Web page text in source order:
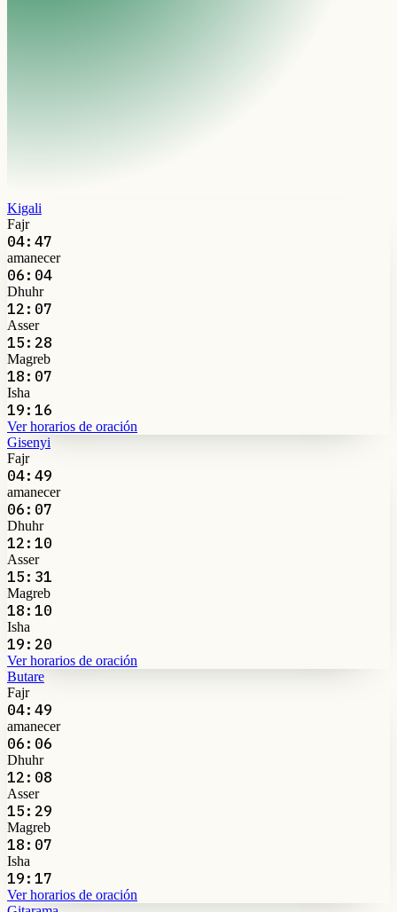
Kigali
Fajr
04:47
amanecer
06:04
Dhuhr
12:07
Asser
15:28
Magreb
18:07
Isha
19:16
Ver horarios de oración
Gisenyi
Fajr
04:49
amanecer
06:07
Dhuhr
12:10
Asser
15:31
Magreb
18:10
Isha
19:20
Ver horarios de oración
Butare
Fajr
04:49
amanecer
06:06
Dhuhr
12:08
Asser
15:29
Magreb
18:07
Isha
19:17
Ver horarios de oración